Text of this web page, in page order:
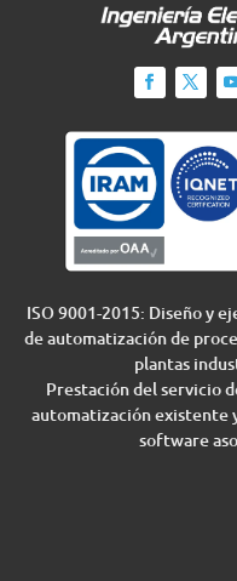
ISO 9001-2015: Diseño y
de automatización de
plantas
Prestación del servicio
automatización existente
software